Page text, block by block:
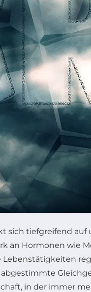
sich tiefgreifend
an Hormonen wie
Lebenstätigkeiten
in der immer